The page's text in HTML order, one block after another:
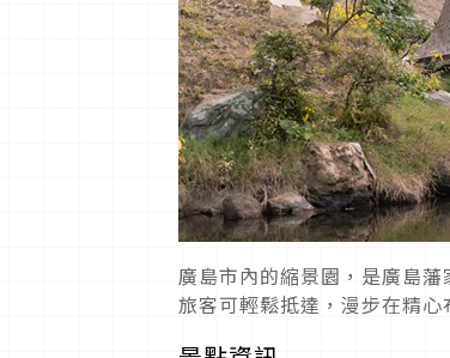
廣島市內的縮景園，是廣島
旅客可輕鬆抵達，漫步在精